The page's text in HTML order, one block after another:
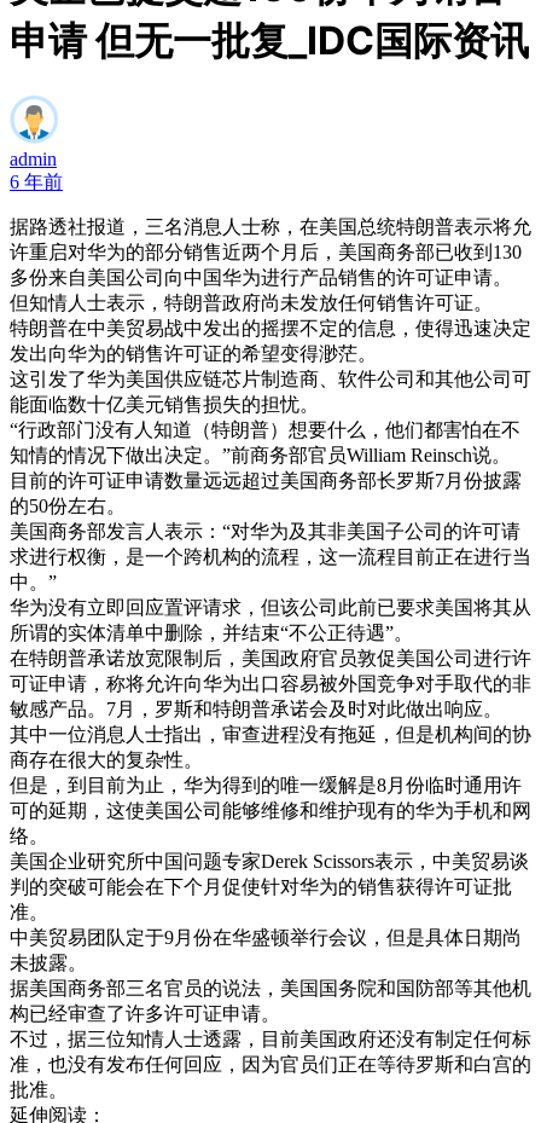
申请 但无一批复_IDC国际资讯
admin
6 年前
据路透社报道，三名消息人士称，在美国总统特朗普表示将允
许重启对华为的部分销售近两个月后，美国商务部已收到130
多份来自美国公司向中国华为进行产品销售的许可证申请。
但知情人士表示，特朗普政府尚未发放任何销售许可证。
特朗普在中美贸易战中发出的摇摆不定的信息，使得迅速决定
发出向华为的销售许可证的希望变得渺茫。
这引发了华为美国供应链芯片制造商、软件公司和其他公司可
能面临数十亿美元销售损失的担忧。
“行政部门没有人知道（特朗普）想要什么，他们都害怕在不
知情的情况下做出决定。”前商务部官员William Reinsch说。
目前的许可证申请数量远远超过美国商务部长罗斯7月份披露
的50份左右。
美国商务部发言人表示：“对华为及其非美国子公司的许可请
求进行权衡，是一个跨机构的流程，这一流程目前正在进行当
中。”
华为没有立即回应置评请求，但该公司此前已要求美国将其从
所谓的实体清单中删除，并结束“不公正待遇”。
在特朗普承诺放宽限制后，美国政府官员敦促美国公司进行许
可证申请，称将允许向华为出口容易被外国竞争对手取代的非
敏感产品。7月，罗斯和特朗普承诺会及时对此做出响应。
其中一位消息人士指出，审查进程没有拖延，但是机构间的协
商存在很大的复杂性。
但是，到目前为止，华为得到的唯一缓解是8月份临时通用许
可的延期，这使美国公司能够维修和维护现有的华为手机和网
络。
美国企业研究所中国问题专家Derek Scissors表示，中美贸易谈
判的突破可能会在下个月促使针对华为的销售获得许可证批
准。
中美贸易团队定于9月份在华盛顿举行会议，但是具体日期尚
未披露。
据美国商务部三名官员的说法，美国国务院和国防部等其他机
构已经审查了许多许可证申请。
不过，据三位知情人士透露，目前美国政府还没有制定任何标
准，也没有发布任何回应，因为官员们正在等待罗斯和白宫的
批准。
延伸阅读：